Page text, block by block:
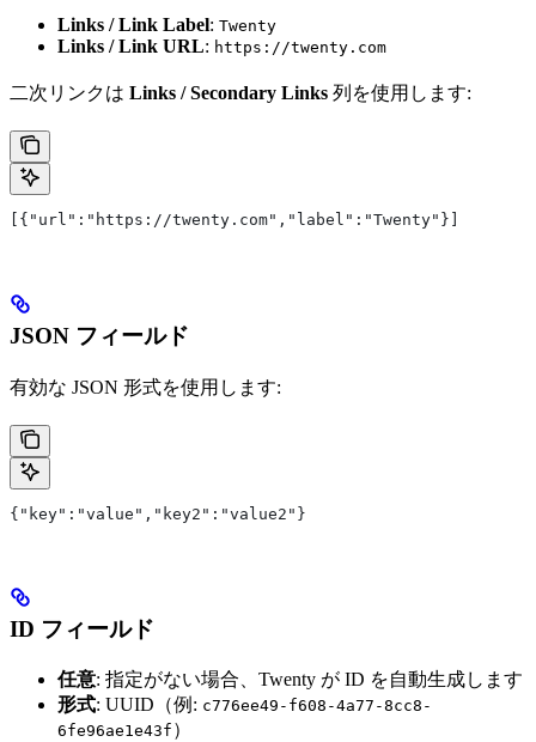
Links / Link Label: Twenty
Links / Link URL: https://twenty.com
二次リンクは Links / Secondary Links 列を使用します:
[{"url":"https://twenty.com","label":"Twenty"}]
JSON フィールド
有効な JSON 形式を使用します:
{"key":"value","key2":"value2"}
ID フィールド
任意: 指定がない場合、Twenty が ID を自動生成します
形式: UUID（例: c776ee49-f608-4a77-8cc8-
6fe96ae1e43f ）